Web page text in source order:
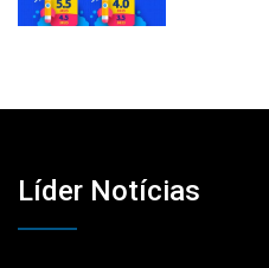
Líder Notícias